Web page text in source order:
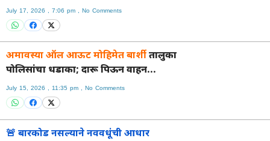
सर्वत्र कौतुक.
July 17, 2026 7:06 pm No Comments
अमावस्या ऑल आऊट मोहिमेत बार्शीतालुका
पोलिसांचा धडाका; दारू पिऊन वाहन
चालविणाऱ्यांवर कडक कारवाई.
July 15, 2026 11:35 pm No Comments
🚨 बारकोड नसल्याने नववधूंची आधार